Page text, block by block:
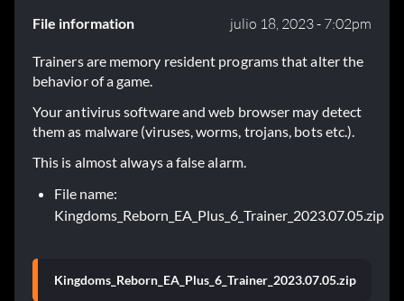
File information julio 18, 2023 - 7:02pm
Trainers are memory resident programs that alter the
behavior of a game.
Your antivirus software and web browser may detect
them as malware (viruses, worms, trojans, bots etc.).
This is almost always a false alarm.
File name:
Kingdoms_Reborn_EA_Plus_6_Trainer_2023.07.05.zip
Kingdoms_Reborn_EA_Plus_6_Trainer_2023.07.05.zip